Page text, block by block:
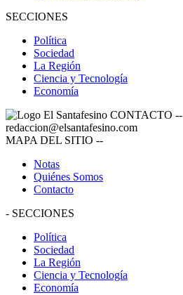
SECCIONES
Política
Sociedad
La Región
Ciencia y Tecnología
Economía
CONTACTO --
redaccion@elsantafesino.com
MAPA DEL SITIO --
Notas
Quiénes Somos
Contacto
- SECCIONES
Política
Sociedad
La Región
Ciencia y Tecnología
Economía